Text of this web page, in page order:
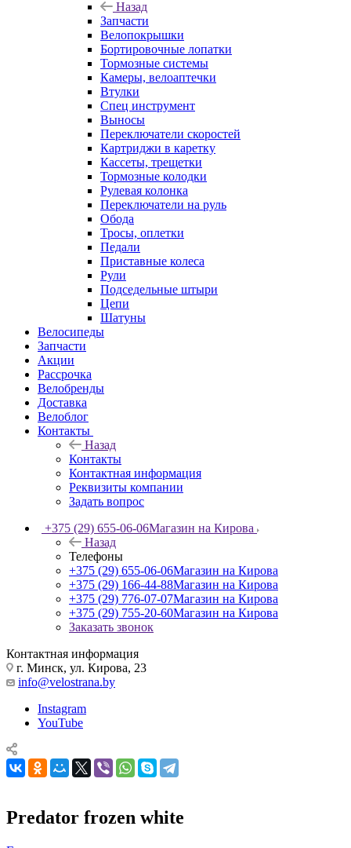
Назад
Запчасти
Велопокрышки
Бортировочные лопатки
Тормозные системы
Камеры, велоаптечки
Втулки
Спец инструмент
Выносы
Переключатели скоростей
Картриджи в каретку
Кассеты, трещетки
Тормозные колодки
Рулевая колонка
Переключатели на руль
Обода
Тросы, оплетки
Педали
Приставные колеса
Рули
Подседельные штыри
Цепи
Шатуны
Велосипеды
Запчасти
Акции
Рассрочка
Велобренды
Доставка
Велоблог
Контакты
Назад
Контакты
Контактная информация
Реквизиты компании
Задать вопрос
+375 (29) 655-06-06Магазин на Кирова
Назад
Телефоны
+375 (29) 655-06-06Магазин на Кирова
+375 (29) 166-44-88Магазин на Кирова
+375 (29) 776-07-07Магазин на Кирова
+375 (29) 755-20-60Магазин на Кирова
Заказать звонок
Контактная информация
г. Минск, ул. Кирова, 23
info@velostrana.by
Instagram
YouTube
Predator frozen white